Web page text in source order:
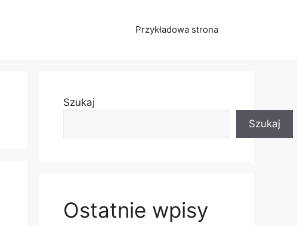
Przykładowa strona
Szukaj
Szukaj
Ostatnie wpisy